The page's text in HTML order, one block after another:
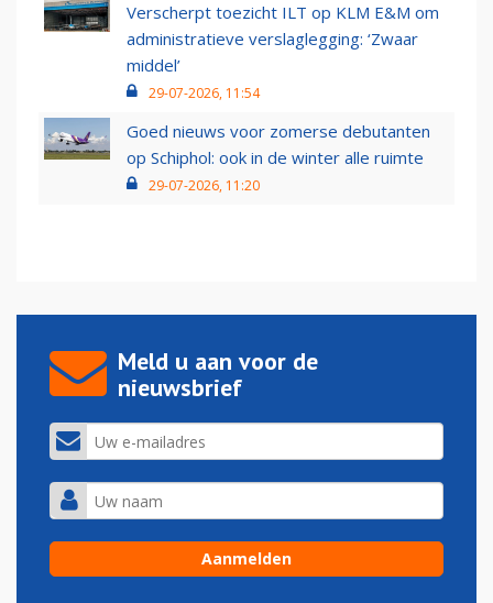
Verscherpt toezicht ILT op KLM E&M om
administratieve verslaglegging: ‘Zwaar
middel’
29-07-2026, 11:54
Goed nieuws voor zomerse debutanten
op Schiphol: ook in de winter alle ruimte
29-07-2026, 11:20
Meld u aan voor de
nieuwsbrief